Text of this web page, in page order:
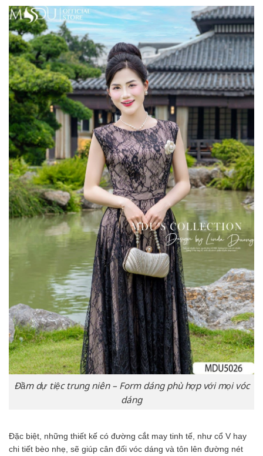
Đầm dự tiệc trung niên – Form dáng phù hợp với mọi vóc
dáng
Đặc biệt, những thiết kế có đường cắt may tinh tế, như cổ V hay
chi tiết bèo nhẹ, sẽ giúp cân đối vóc dáng và tôn lên đường nét